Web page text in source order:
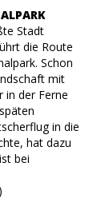
Stadt
die Route
Schon
mit
in der Ferne
in die
hat dazu
bei